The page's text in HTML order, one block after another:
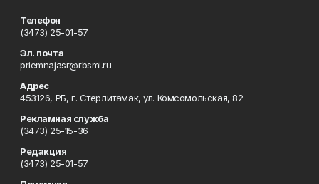
Телефон
(3473) 25-01-57
Эл. почта
priemnajasr@rbsmi.ru
Адрес
453126, РБ, г. Стерлитамак, ул. Комсомольская, 82
Рекламная служба
(3473) 25-15-36
Редакция
(3473) 25-01-57